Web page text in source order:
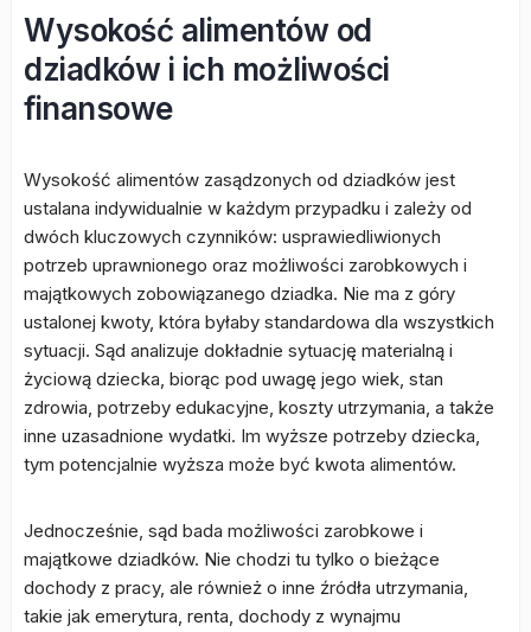
Wysokość alimentów od
dziadków i ich możliwości
finansowe
Wysokość alimentów zasądzonych od dziadków jest
ustalana indywidualnie w każdym przypadku i zależy od
dwóch kluczowych czynników: usprawiedliwionych
potrzeb uprawnionego oraz możliwości zarobkowych i
majątkowych zobowiązanego dziadka. Nie ma z góry
ustalonej kwoty, która byłaby standardowa dla wszystkich
sytuacji. Sąd analizuje dokładnie sytuację materialną i
życiową dziecka, biorąc pod uwagę jego wiek, stan
zdrowia, potrzeby edukacyjne, koszty utrzymania, a także
inne uzasadnione wydatki. Im wyższe potrzeby dziecka,
tym potencjalnie wyższa może być kwota alimentów.
Jednocześnie, sąd bada możliwości zarobkowe i
majątkowe dziadków. Nie chodzi tu tylko o bieżące
dochody z pracy, ale również o inne źródła utrzymania,
takie jak emerytura, renta, dochody z wynajmu